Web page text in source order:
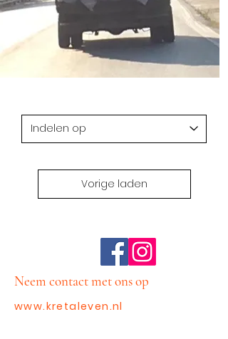
Vorige laden
Neem contact met ons op
www.kretaleven.nl